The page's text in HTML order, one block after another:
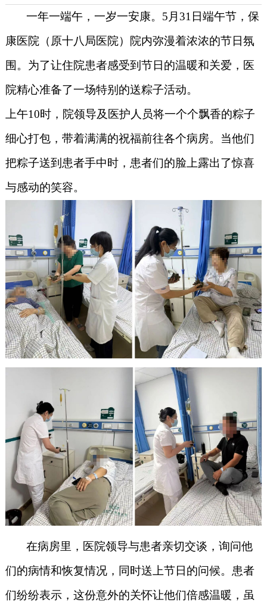
一年一端午，一岁一安康。5月31日端午节，保
康医院（原十八局医院）院内弥漫着浓浓的节日氛
围。为了让住院患者感受到节日的温暖和关爱，医
院精心准备了一场特别的送粽子活动。
上午10时，院领导及医护人员将一个个飘香的粽子
细心打包，带着满满的祝福前往各个病房。当他们
把粽子送到患者手中时，患者们的脸上露出了惊喜
与感动的笑容。
在病房里，医院领导与患者亲切交谈，询问他
们的病情和恢复情况，同时送上节日的问候。患者
们纷纷表示，这份意外的关怀让他们倍感温暖，虽